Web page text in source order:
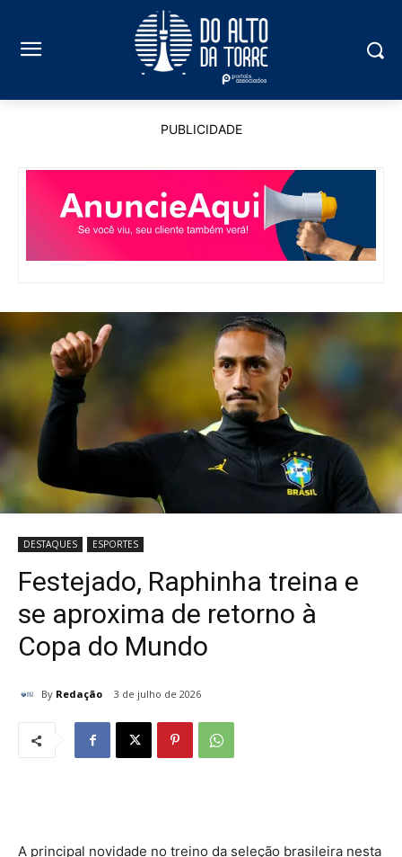
PUBLICIDADE
DESTAQUES ESPORTES
Festejado, Raphinha treina e
se aproxima de retorno à
Copa do Mundo
By Redação 3 de julho de 2026
A principal novidade no treino da seleção brasileira nesta